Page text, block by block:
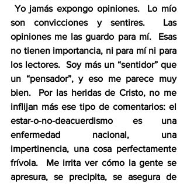
Yo jamás expongo opiniones.  Lo mío
son convicciones y sentires.  Las
opiniones me las guardo para mí.  Esas
no tienen importancia, ni para mí ni para
los lectores.  Soy más un “sentidor” que
un “pensador”, y eso me parece muy
bien.  Por las heridas de Cristo, no me
inflijan más ese tipo de comentarios: el
estar-o-no-deacuerdismo es una
enfermedad nacional, una
impertinencia, una cosa perfectamente
frívola.  Me irrita ver cómo la gente se
apresura, se precipita, se asegura de